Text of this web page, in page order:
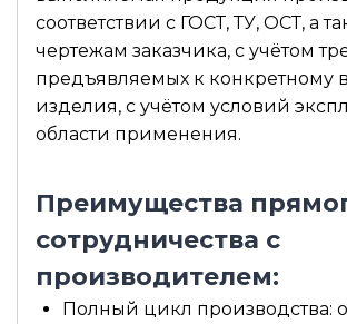
соответствии с ГОСТ, ТУ, ОСТ, а
чертежам заказчика, с учётом
предъявляемых к конкретному
изделия, с учётом условий
области применения.
Преимущества
сотрудничества с
производителем:
Полный цикл производства: